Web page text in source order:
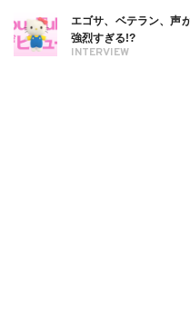
INTERVIEW
エゴサ、ベテラン、声
強烈すぎる!?